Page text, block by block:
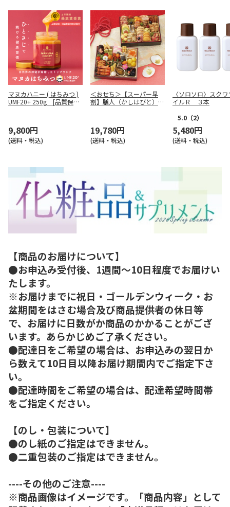
マヌカハニー ( はちみつ )
UMF20+ 250g [品質保
9,800円
(送料・税込)
＜おせち＞【スーパー早
割】膳人（かしはびと）
19,780円
(送料・税込)
〈ソロソロ〉スク
イルＲ ３本
5.0 （2）
5,480円
(送料・税込)
【商品のお届けについて】
●お申込み受付後、1週間～10日程度でお届けい
たします。
※お届けまでに祝日・ゴールデンウィーク・お
盆期間をはさむ場合及び商品提供者の休日等
で、お届けに日数がか商品のかかることがござ
います。あらかじめご了承ください。
●配達日をご希望の場合は、お申込みの翌日か
ら数えて10日目以降お届け期間内でご指定下さ
い。
●配達時間をご希望の場合は、配達希望時間帯
をご指定ください。
【のし・包装について】
●のし紙のご指定はできません。
●二重包装のご指定はできません。
----その他のご注意----
※商品画像はイメージです。「商品内容」として